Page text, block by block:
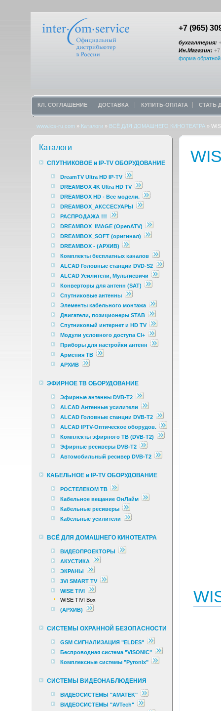
+7 (965)
бухгалтерия:
Ин.Магазин:
форма обратной
КЛ. СОГЛАШЕНИЕ ДОСТАВКА КУПИТЬ-ОПЛАТА СТАТЬ
www.ics-ru.com » Каталоги » ВСЁ ДЛЯ ДОМАШНЕГО КИНОТЕАТРА »
Каталоги
СПУТНИКОВОЕ и IP-TV ОБОРУДОВАНИЕ
DreamTV Ultra HD IP-TV
DREAMBOX 4K Ultra HD TV
DREAMBOX HD - Все модели.
DREAMBOX_АКССЕСУАРЫ
РАСПРОДАЖА !!!
DREAMBOX_IMAGE (OpenATV)
DREAMBOX_SOFT (оригинал)
DREAMBOX - (АРХИВ)
Комплекты бесплатных каналов
ALCAD Головные станции DVD-S2
ALCAD Усилители, Мультисвичи
Конверторы для антенн (SAT)
Спутниковые антенны
Элементы кабельного монтажа
Двигатели, позиционеры STAB
Спутниковый интернет и HD TV
Модули условного доступа CI+
Приборы для настройки антенн
Армения ТВ
АРХИВ
ЭФИРНОЕ ТВ ОБОРУДОВАНИЕ
Эфирные антенны DVB-T2
ALCAD Антенные усилители
ALCAD Головные станции DVB-T2
ALCAD IPTV-Оптическое оборудов.
Комплекты эфирного ТВ (DVB-T2)
Эфирные ресиверы DVB-T2
Автомобильный ресивер DVB-T2
КАБЕЛЬНОЕ и IP-TV ОБОРУДОВАНИЕ
РОСТЕЛЕКОМ ТВ
Кабельное вещание ОнЛайм
Кабельные ресиверы
Кабельные усилители
ВСЁ ДЛЯ ДОМАШНЕГО КИНОТЕАТРА
ВИДЕОПРОЕКТОРЫ
АКУСТИКА
ЭКРАНЫ
3Vi SMART TV
WISE TIVI
WISE TIVI Box
(АРХИВ)
СИСТЕМЫ ОХРАННОЙ БЕЗОПАСНОСТИ
GSM СИГНАЛИЗАЦИЯ "ELDES"
Беспроводная система "VISONIC"
Комплексные cистемы "Pyronix"
СИСТЕМЫ ВИДЕОНАБЛЮДЕНИЯ
ВИДЕОСИСТЕМЫ "AMATEK"
ВИДЕОСИСТЕМЫ "AVTech"